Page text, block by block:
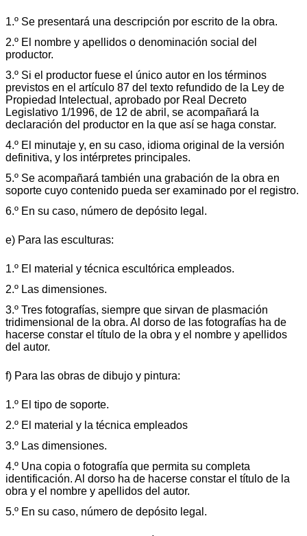
1.º Se presentará una descripción por escrito de la obra.
2.º El nombre y apellidos o denominación social del
productor.
3.º Si el productor fuese el único autor en los términos
previstos en el artículo 87 del texto refundido de la Ley de
Propiedad Intelectual, aprobado por Real Decreto
Legislativo 1/1996, de 12 de abril, se acompañará la
declaración del productor en la que así se haga constar.
4.º El minutaje y, en su caso, idioma original de la versión
definitiva, y los intérpretes principales.
5.º Se acompañará también una grabación de la obra en
soporte cuyo contenido pueda ser examinado por el registro.
6.º En su caso, número de depósito legal.
e) Para las esculturas:
1.º El material y técnica escultórica empleados.
2.º Las dimensiones.
3.º Tres fotografías, siempre que sirvan de plasmación
tridimensional de la obra. Al dorso de las fotografías ha de
hacerse constar el título de la obra y el nombre y apellidos
del autor.
f) Para las obras de dibujo y pintura:
1.º El tipo de soporte.
2.º El material y la técnica empleados
3.º Las dimensiones.
4.º Una copia o fotografía que permita su completa
identificación. Al dorso ha de hacerse constar el título de la
obra y el nombre y apellidos del autor.
5.º En su caso, número de depósito legal.